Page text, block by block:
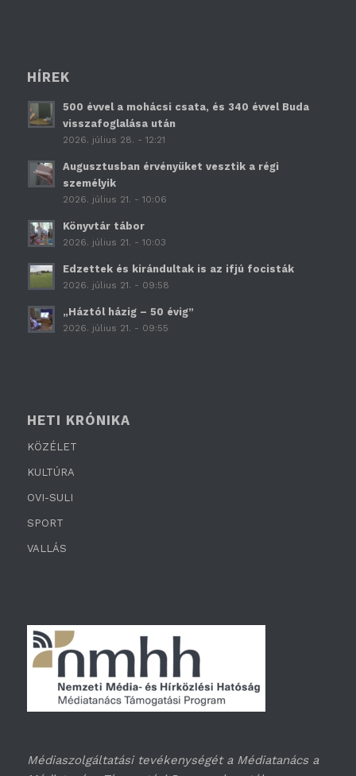
HÍREK
500 évvel a mohácsi csata, és 340 évvel Buda
visszafoglalása után
2026. július 28. - 12:21
Augusztusban érvényüket vesztik a régi
személyik
2026. július 21. - 10:06
Könyvtár tábor
2026. július 21. - 10:03
Edzettek és kirándultak is az ifjú focisták
2026. július 21. - 09:58
„Háztól házig – 50 évig”
2026. július 21. - 09:55
HETI KRÓNIKA
KÖZÉLET
KULTÚRA
OVI-SULI
SPORT
VALLÁS
Médiaszolgáltatási tevékenységét a Médiatanács a